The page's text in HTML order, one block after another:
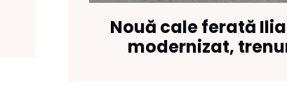
Nouă cale ferată
modernizat,